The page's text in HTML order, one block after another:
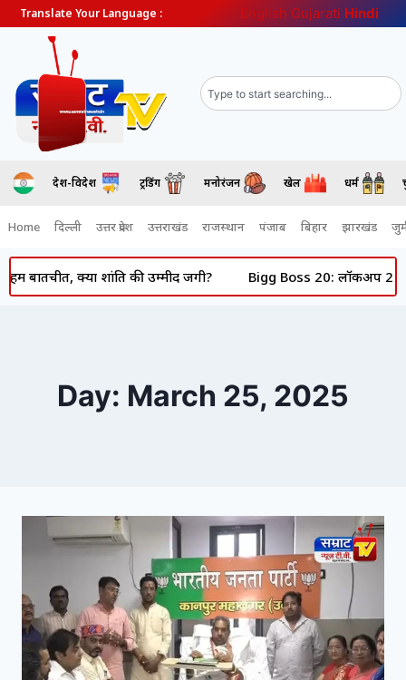
Translate Your Language : English Gujarati Hindi
देश-विदेश ट्रेंडिंग मनोरंजन खेल धर्म
Home दिल्ली उत्तर प्रदेश उत्तराखंड राजस्थान पंजाब बिहार झारखंड
क्या शांति की उम्मीद जगी? Bigg Boss 20: लॉकअप 2 की विनर
Day: March 25, 2025